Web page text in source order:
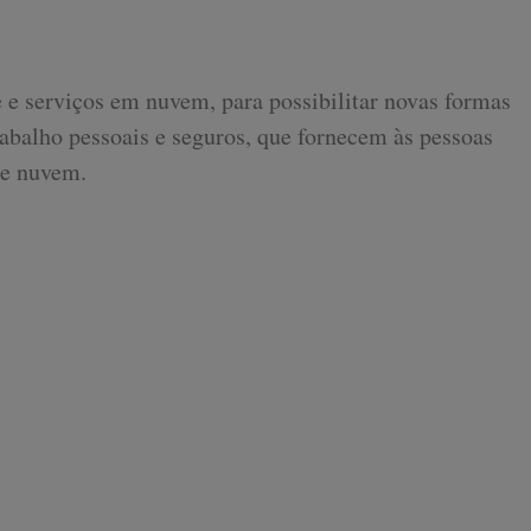
serviços em nuvem, para possibilitar novas formas
pessoais e seguros, que fornecem às pessoas
nuvem.